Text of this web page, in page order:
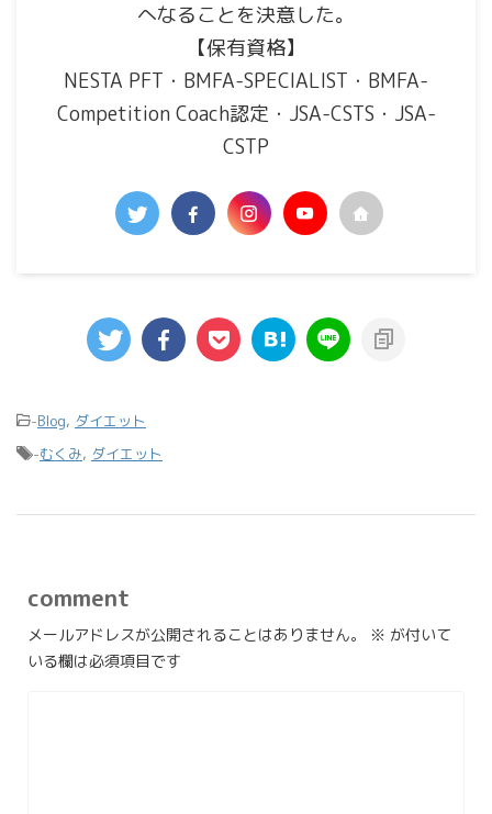
へなることを決意した。
【保有資格】
NESTA PFT・BMFA-SPECIALIST・BMFA-
Competition Coach認定・JSA-CSTS・JSA-
CSTP
-Blog, ダイエット
-むくみ, ダイエット
comment
メールアドレスが公開されることはありません。 ※ が付いて
いる欄は必須項目です